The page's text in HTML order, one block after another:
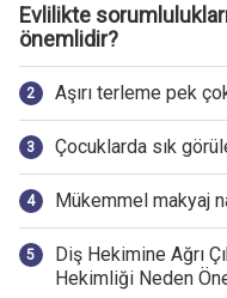
Evlilikte
önemlidir?
Aşırı terleme pek
Çocuklarda sık
Mükemmel makyaj
Diş Hekimine Ağrı
Hekimliği Neden